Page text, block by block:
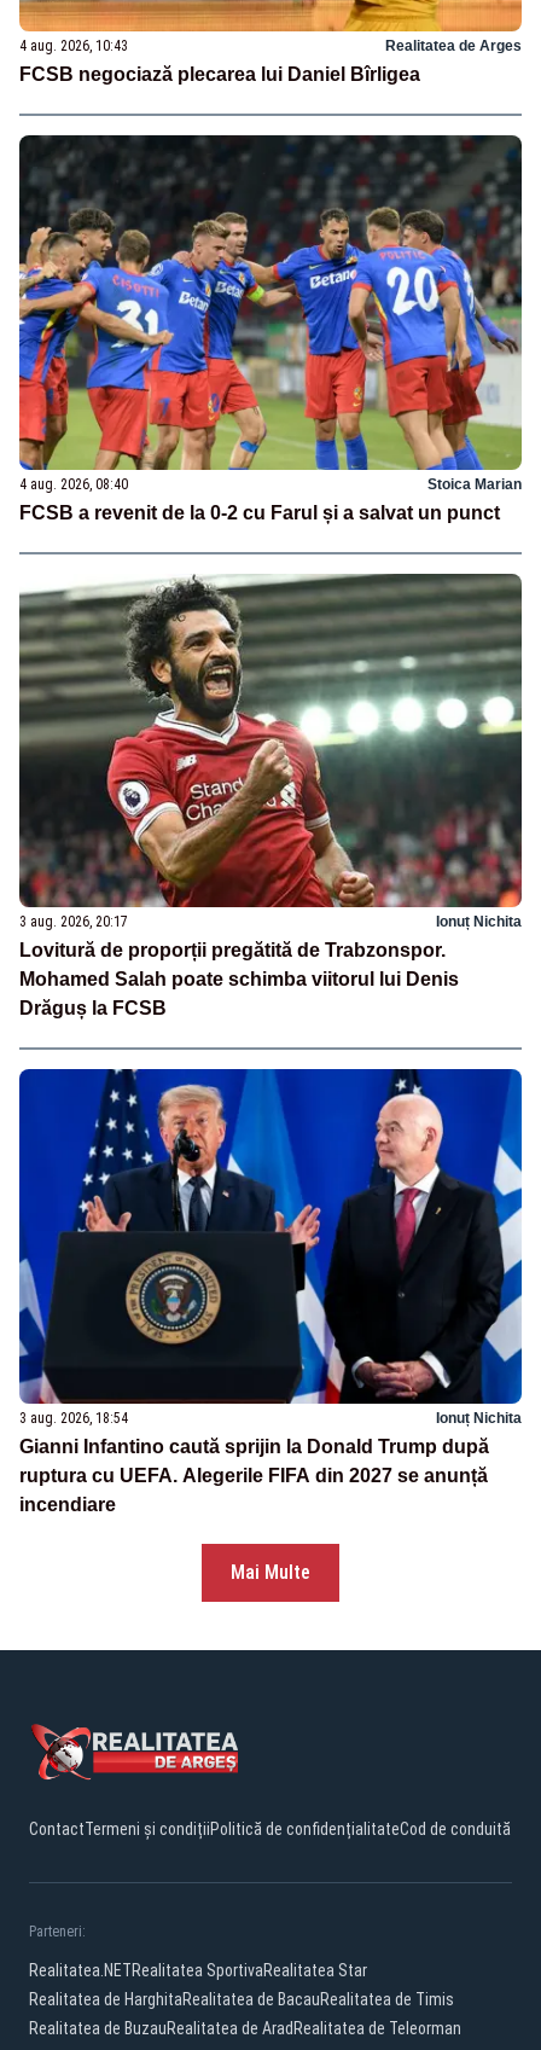
4 aug. 2026, 10:43 Realitatea de Arges
FCSB negociază plecarea lui Daniel Bîrligea
4 aug. 2026, 08:40 Stoica Marian
FCSB a revenit de la 0-2 cu Farul și a salvat un punct
3 aug. 2026, 20:17 Ionuț Nichita
Lovitură de proporții pregătită de Trabzonspor.
Mohamed Salah poate schimba viitorul lui Denis
Drăguș la FCSB
3 aug. 2026, 18:54 Ionuț Nichita
Gianni Infantino caută sprijin la Donald Trump după
ruptura cu UEFA. Alegerile FIFA din 2027 se anunță
incendiare
Mai Multe
ContactTermeni și condițiiPolitică de confidențialitateCod de conduită
Parteneri:
Realitatea.NETRealitatea SportivaRealitatea Star
Realitatea de HarghitaRealitatea de BacauRealitatea de Timis
Realitatea de BuzauRealitatea de Arad Realitatea de Teleorman